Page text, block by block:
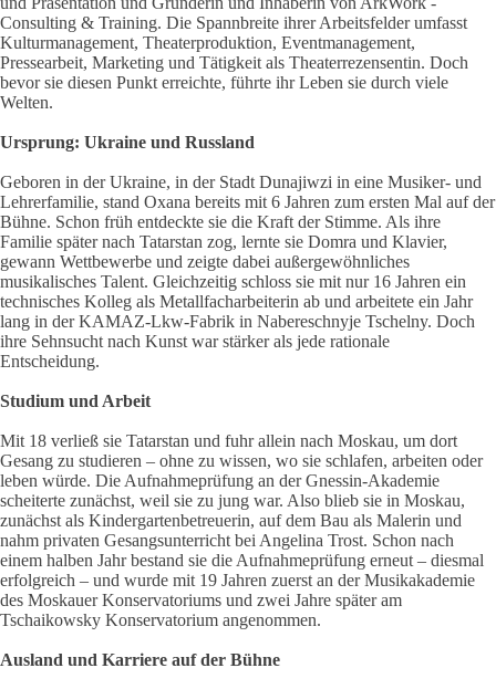
Consulting & Training. Die Spannbreite ihrer Arbeitsfelder umfasst
Kulturmanagement, Theaterproduktion, Eventmanagement,
Pressearbeit, Marketing und Tätigkeit als Theaterrezensentin. Doch
bevor sie diesen Punkt erreichte, führte ihr Leben sie durch viele
Welten.
Ursprung: Ukraine und Russland
Geboren in der Ukraine, in der Stadt Dunajiwzi in eine Musiker- und
Lehrerfamilie, stand Oxana bereits mit 6 Jahren zum ersten Mal auf der
Bühne. Schon früh entdeckte sie die Kraft der Stimme. Als ihre
Familie später nach Tatarstan zog, lernte sie Domra und Klavier,
gewann Wettbewerbe und zeigte dabei außergewöhnliches
musikalisches Talent. Gleichzeitig schloss sie mit nur 16 Jahren ein
technisches Kolleg als Metallfacharbeiterin ab und arbeitete ein Jahr
lang in der KAMAZ-Lkw-Fabrik in Nabereschnyje Tschelny. Doch
ihre Sehnsucht nach Kunst war stärker als jede rationale
Entscheidung.
Studium und Arbeit
Mit 18 verließ sie Tatarstan und fuhr allein nach Moskau, um dort
Gesang zu studieren – ohne zu wissen, wo sie schlafen, arbeiten oder
leben würde. Die Aufnahmeprüfung an der Gnessin-Akademie
scheiterte zunächst, weil sie zu jung war. Also blieb sie in Moskau,
zunächst als Kindergartenbetreuerin, auf dem Bau als Malerin und
nahm privaten Gesangsunterricht bei Angelina Trost. Schon nach
einem halben Jahr bestand sie die Aufnahmeprüfung erneut – diesmal
erfolgreich – und wurde mit 19 Jahren zuerst an der Musikakademie
des Moskauer Konservatoriums und zwei Jahre später am
Tschaikowsky Konservatorium angenommen.
Ausland und Karriere auf der Bühne